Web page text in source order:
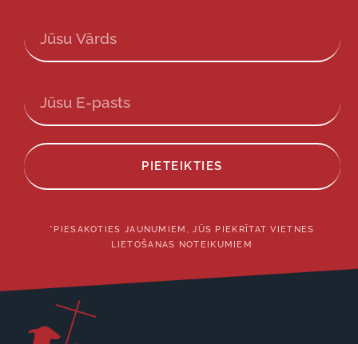
PIETEIKTIES
*PIESAKOTIES JAUNUMIEM, JŪS PIEKRĪTAT VIETNES
LIETOŠANAS NOTEIKUMIEM